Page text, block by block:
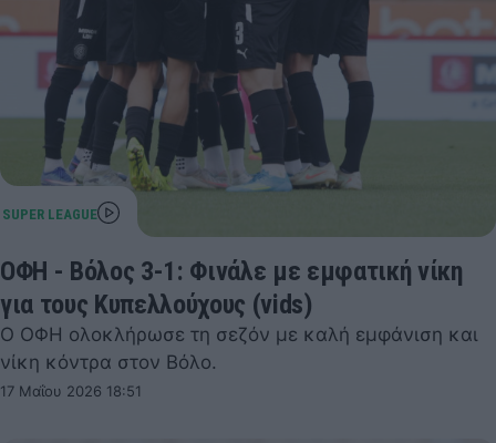
ΟΦΗ - Βόλος 3-1: Φινάλε με εμφατική νίκη
για τους Κυπελλούχους (vids)
Ο ΟΦΗ ολοκλήρωσε τη σεζόν με καλή εμφάνιση και
νίκη κόντρα στον Βόλο.
17 Μαΐου 2026 18:51